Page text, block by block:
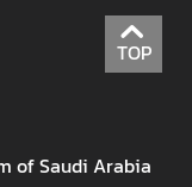
TOP
of Saudi Arabia